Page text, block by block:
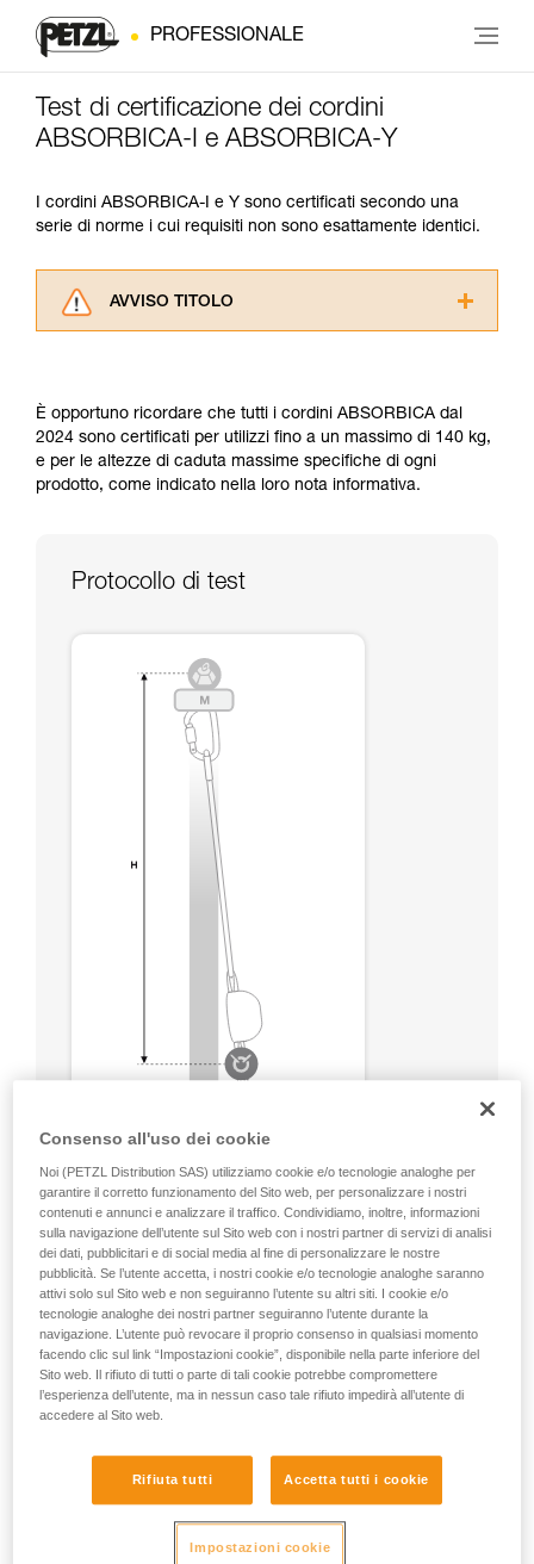
PROFESSIONALE
Test di certificazione dei cordini
ABSORBICA-I e ABSORBICA-Y
I cordini ABSORBICA-I e Y sono certificati secondo una
serie di norme i cui requisiti non sono esattamente identici.
AVVISO TITOLO
informazioni dell’istruzione tecnica per poter
capire queste ulteriori informazioni.
La padronanza di queste tecniche richiede una
formazione ed un addestramento specifico.
Forniamo esempi di tecniche relative alla vostra
vengono qui descritte.
È opportuno ricordare che tutti i cordini ABSORBICA dal
2024 sono certificati per utilizzi fino a un massimo di 140 kg,
e per le altezze di caduta massime specifiche di ogni
prodotto, come indicato nella loro nota informativa.
Protocollo di test
Consenso all'uso dei cookie
Noi (PETZL Distribution SAS) utilizziamo cookie e/o tecnologie analoghe per
garantire il corretto funzionamento del Sito web, per personalizzare i nostri
contenuti e annunci e analizzare il traffico. Condividiamo, inoltre, informazioni
sulla navigazione dell’utente sul Sito web con i nostri partner di servizi di analisi
dei dati, pubblicitari e di social media al fine di personalizzare le nostre
pubblicità. Se l’utente accetta, i nostri cookie e/o tecnologie analoghe saranno
attivi solo sul Sito web e non seguiranno l’utente su altri siti. I cookie e/o
tecnologie analoghe dei nostri partner seguiranno l’utente durante la
navigazione. L’utente può revocare il proprio consenso in qualsiasi momento
facendo clic sul link “Impostazioni cookie”, disponibile nella parte inferiore del
Sito web. Il rifiuto di tutti o parte di tali cookie potrebbe compromettere
l’esperienza dell’utente, ma in nessun caso tale rifiuto impedirà all’utente di
accedere al Sito web.
Rifiuta tutti Accetta tutti i cookie
Impostazioni cookie